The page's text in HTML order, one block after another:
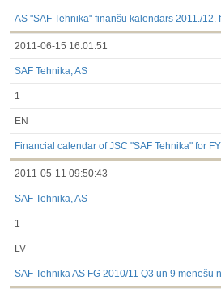
dalībvalsts tiesību aktiem
Līdz 2017.03.01
Finanšu pārskati
Informācija par akcionāru sapulcēm
AS "SAF Tehnika" finanšu kalendārs 2011./12.
2011-06-15 16:01:51
SAF Tehnika, AS
1
EN
Financial calendar of JSC "SAF Tehnika" for
2011-05-11 09:50:43
SAF Tehnika, AS
1
LV
SAF Tehnika AS FG 2010/11 Q3 un 9 mēnešu